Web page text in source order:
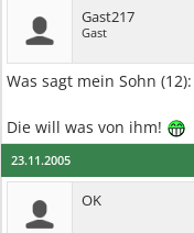
Gast217
Gast
Was sagt mein Sohn (12):
Die will was von ihm!
23.11.2005
OK